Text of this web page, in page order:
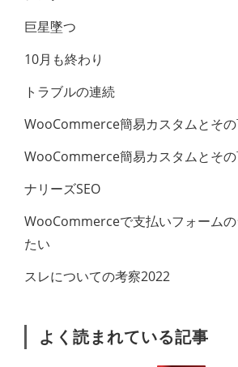
巨星墜つ
10月も終わり
トラブルの連続
WooCommerce簡易カスタムとそ
WooCommerce簡易カスタムとそ
ナリーズSEO
WooCommerceで支払いフォーム
たい
スレについての考察2022
よく読まれている記事